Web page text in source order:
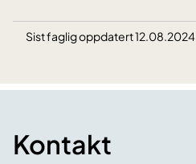
Sist faglig oppdatert 12.08.2024
Kontakt